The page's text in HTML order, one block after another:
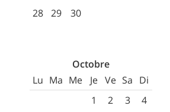
28 29 30
Octobre
Lu Ma Me Je Ve Sa Di
1
2 3
4